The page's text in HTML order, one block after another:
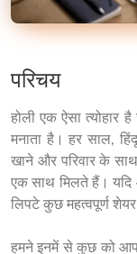
परिचय
होली एक ऐसा त्योहार
मनाता है। हर साल,
खाने और परिवार के
एक साथ मिलते हैं। यदि
लिपटे कुछ महत्वपूर्ण
हमने इनमें से कुछ को